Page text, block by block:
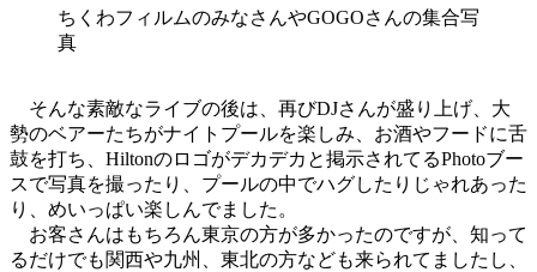
ちくわフィルムのみなさんやGOGOさんの集合写
真
そんな素敵なライブの後は、再びDJさんが盛り上げ、大
勢のベアーたちがナイトプールを楽しみ、お酒やフードに舌
鼓を打ち、Hiltonのロゴがデカデカと掲示されてるPhotoブー
スで写真を撮ったり、プールの中でハグしたりじゃれあった
り、めいっぱい楽しんでました。
お客さんはもちろん東京の方が多かったのですが、知って
るだけでも関西や九州、東北の方なども来られてましたし、